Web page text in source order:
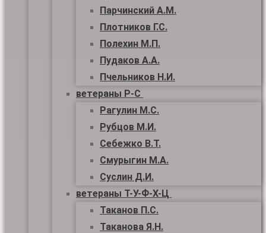
Парчинский А.М.
Плотников Г.С.
Полехин М.П.
Пудаков А.А.
Пчельников Н.И.
ветераны Р-С
Рагулин М.С.
Рубцов М.И.
Себежко В.Т.
Смурыгин М.А.
Суслин Д.И.
ветераны Т-У-Ф-Х-Ц
Таканов П.С.
Таканова Я.Н.